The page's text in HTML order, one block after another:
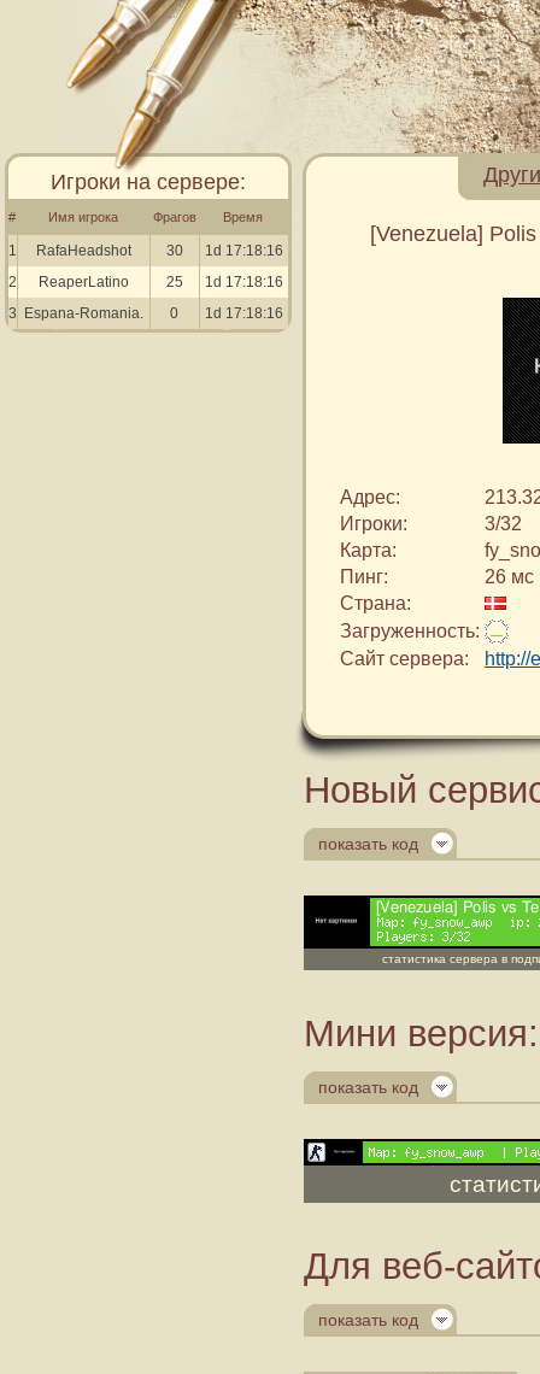
Игроки на сервере:
# Имя игрока Фрагов Время
1 RafaHeadshot 30
1d 17:18:16
2
ReaperLatino 25
1d 17:18:16
3
Espana-Romania. 0 1d 17:18:16
[Venezuela]
Адрес:
Игроки:
3/32
Карта:
Пинг:
26 мс
Страна:
Загруженность:
Сайт сервера:
http://
Новый
показать код
статистика сервера в
Мини версия:
показать код
Для веб-
показать код